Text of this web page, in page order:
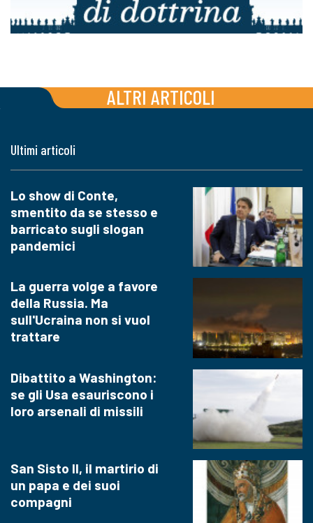
ALTRI ARTICOLI
Ultimi articoli
Lo show di Conte,
smentito da se stesso e
barricato sugli slogan
pandemici
La guerra volge a favore
della Russia. Ma
sull'Ucraina non si vuol
trattare
Dibattito a Washington:
se gli Usa esauriscono i
loro arsenali di missili
San Sisto II, il martirio di
un papa e dei suoi
compagni